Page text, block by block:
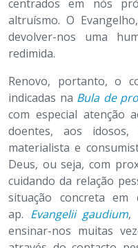
centrados em nós
altruísmo. O
devolver-nos uma
redimida.
Renovo, portanto, o
indicadas na Bula de
com especial atenção
doentes, aos idosos,
materialista e
Deus, ou seja, com
cuidando da relação
situação concreta em
ap. Evangelii gaudium,
ensinar-nos muitas